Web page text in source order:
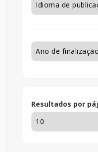
Resultados por